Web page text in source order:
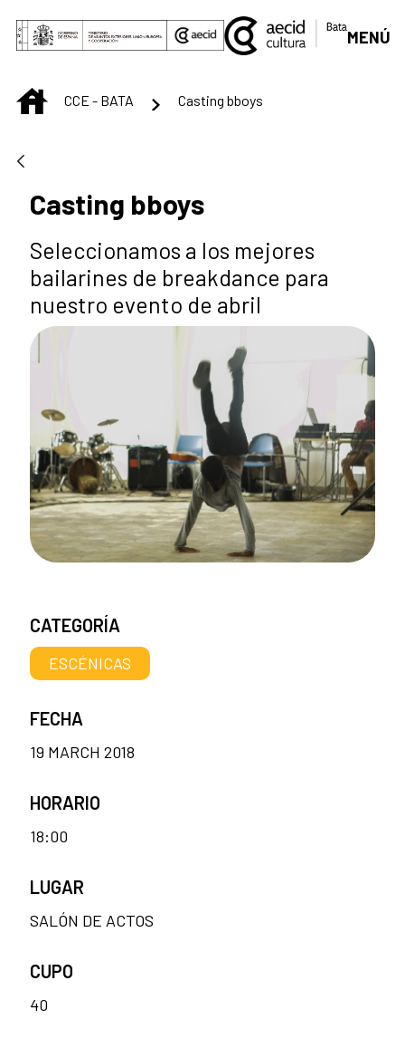
Skip to Main Content
MENÚ
INICIOCCE - BATA Casting bboys
Casting bboys
Seleccionamos a los mejores
bailarines de breakdance para
nuestro evento de abril
CATEGORÍA
ESCÉNICAS
FECHA
19 MARCH 2018
HORARIO
18:00
LUGAR
SALÓN DE ACTOS
CUPO
40